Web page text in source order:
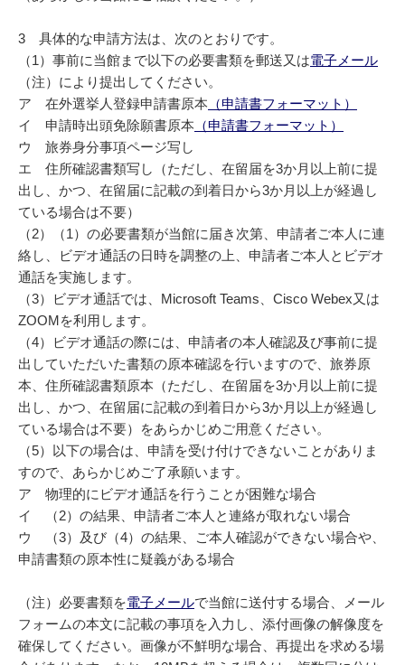
3 具体的な申請方法は、次のとおりです。
（1）事前に当館まで以下の必要書類を郵送又は電子メール
（注）により提出してください。
ア 在外選挙人登録申請書原本 （申請書フォーマット）
イ 申請時出頭免除願書原本 （申請書フォーマット）
ウ 旅券身分事項ページ写し
エ 住所確認書類写し（ただし、在留届を3か月以上前に提
出し、かつ、在留届に記載の到着日から3か月以上が経過し
ている場合は不要）
（2）（1）の必要書類が当館に届き次第、申請者ご本人に連
絡し、ビデオ通話の日時を調整の上、申請者ご本人とビデオ
通話を実施します。
（3）ビデオ通話では、Microsoft Teams、Cisco Webex又は
ZOOMを利用します。
（4）ビデオ通話の際には、申請者の本人確認及び事前に提
出していただいた書類の原本確認を行いますので、旅券原
本、住所確認書類原本（ただし、在留届を3か月以上前に提
出し、かつ、在留届に記載の到着日から3か月以上が経過し
ている場合は不要）をあらかじめご用意ください。
（5）以下の場合は、申請を受け付けできないことがありま
すので、あらかじめご了承願います。
ア 物理的にビデオ通話を行うことが困難な場合
イ （2）の結果、申請者ご本人と連絡が取れない場合
ウ （3）及び（4）の結果、ご本人確認ができない場合や、
申請書類の原本性に疑義がある場合
（注）必要書類を電子メールで当館に送付する場合、メール
フォームの本文に記載の事項を入力し、添付画像の解像度を
確保してください。画像が不鮮明な場合、再提出を求める場